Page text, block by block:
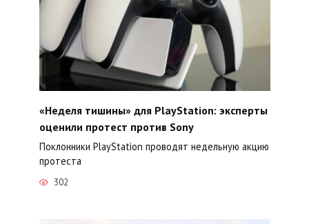
«Неделя тишины» для PlayStation: эксперты
оценили протест против Sony
Поклонники PlayStation проводят недельную акцию
протеста
302